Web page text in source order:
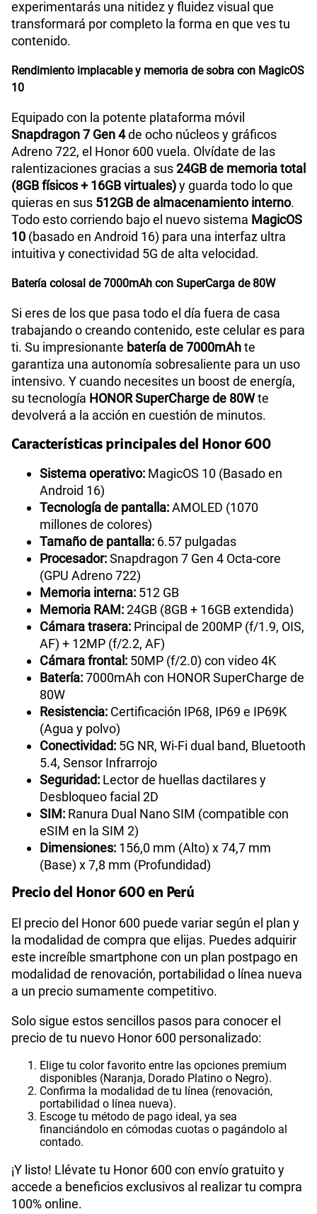
y un diseño de esquinas redondeadas,
experimentarás una nitidez y fluidez visual que
transformará por completo la forma en que ves tu
Rendimiento implacable y memoria de sobra con MagicOS
Equipado con la potente plataforma móvil
Snapdragon 7 Gen 4de ocho núcleos y gráficos
Adreno 722, el Honor 600 vuela. Olvídate de las
ralentizaciones gracias a sus24GB de memoria total
(8GB físicos + 16GB virtuales)y guarda todo lo que
quieras en sus512GB de almacenamiento interno.
Todo esto corriendo bajo el nuevo sistemaMagicOS
10(basado en Android 16) para una interfaz ultra
Si eres de los que pasa todo el día fuera de casa
trabajando o creando contenido, este celular es para
ti. Su impresionantebatería de 7000mAhte
garantiza una autonomía sobresaliente para un uso
intensivo. Y cuando necesites un boost de energía,
su tecnología HONOR SuperCharge de 80Wte
Sistema operativo:
Android 16)
Tecnología de pantalla:
millones de colores)
Tamaño de pantalla:6.57 pulgadas
Procesador:Snapdragon 7 Gen 4 Octa-core
(GPU Adreno 722)
Memoria interna:512 GB
Memoria RAM:24GB (8GB + 16GB extendida)
Cámara trasera: Principal de 200MP (f/1.9, OIS,
AF) + 12MP (f/2.2, AF)
Cámara frontal:50MP (f/2.0) con video 4K
Batería:
80W
Resistencia:Certificación IP68, IP69 e IP69K
(Agua y polvo)
Conectividad:5G NR, Wi-Fi dual band, Bluetooth
5.4, Sensor Infrarrojo
Seguridad:Lector de huellas dactilares y
Desbloqueo facial 2D
SIM:Ranura Dual Nano SIM (compatible con
eSIM en la SIM 2)
Dimensiones:156,0 mm (Alto) x 74,7 mm
El precio del Honor 600 puede variar según el plan y
la modalidad de compra que elijas. Puedes adquirir
este increíble smartphone con un plan postpago en
modalidad de renovación, portabilidad o línea nueva
Solo sigue estos sencillos pasos para conocer el
Elige tu color favorito entre las opciones premium
disponibles (Naranja, Dorado Platino o Negro).
Confirma la modalidad de tu línea (renovación,
portabilidad o línea nueva).
Escoge tu método de pago ideal, ya sea
financiándolo en cómodas cuotas o pagándolo al
¡Y listo! Llévate tu Honor 600 con envío gratuito y
accede a beneficios exclusivos al realizar tu compra